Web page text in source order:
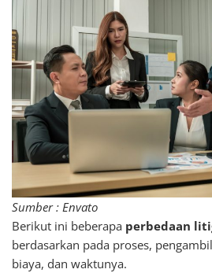
Sumber : Envato
Berikut ini beberapa perbedaan
berdasarkan pada proses,
biaya, dan waktunya.